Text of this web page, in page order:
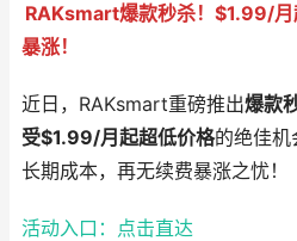
RAKsmart爆款秒杀！$1.99/月
暴涨！
近日，RAKsmart重磅推出爆款
受$1.99/月起超低价格的绝佳机
长期成本，再无续费暴涨之忧！
活动入口：点击直达